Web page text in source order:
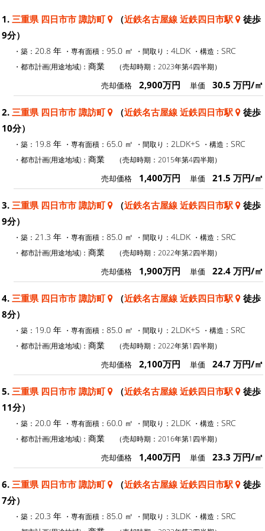
1. 三重県 四日市市 諏訪町 （近鉄名古屋線 近鉄四日市駅
徒歩
9分）
・築： 20.8 年 ・専有面積： 95.0 ㎡ ・間取り： 4LDK ・構造： SRC
・都市計画(用途地域)： 商業 （売却時期：2023年第4四半期）
売却価格 2,900万円 単価 30.5 万円/㎡
2. 三重県 四日市市 諏訪町 （近鉄名古屋線 近鉄四日市駅
徒歩
10分）
・築： 19.8 年 ・専有面積： 65.0 ㎡ ・間取り： 2LDK+S ・構造： SRC
・都市計画(用途地域)： 商業 （売却時期：2015年第4四半期）
売却価格 1,400万円 単価 21.5 万円/㎡
3. 三重県 四日市市 諏訪町 （近鉄名古屋線 近鉄四日市駅
徒歩
9分）
・築： 21.3 年 ・専有面積： 85.0 ㎡ ・間取り： 4LDK ・構造： SRC
・都市計画(用途地域)： 商業 （売却時期：2022年第2四半期）
売却価格 1,900万円 単価 22.4 万円/㎡
4. 三重県 四日市市 諏訪町 （近鉄名古屋線 近鉄四日市駅
徒歩
8分）
・築： 19.0 年 ・専有面積： 85.0 ㎡ ・間取り： 2LDK+S ・構造： SRC
・都市計画(用途地域)： 商業 （売却時期：2022年第1四半期）
売却価格 2,100万円 単価 24.7 万円/㎡
5. 三重県 四日市市 諏訪町 （近鉄名古屋線 近鉄四日市駅
徒歩
11分）
・築： 20.0 年 ・専有面積： 60.0 ㎡ ・間取り： 2LDK ・構造： SRC
・都市計画(用途地域)： 商業 （売却時期：2016年第1四半期）
売却価格 1,400万円 単価 23.3 万円/㎡
6. 三重県 四日市市 諏訪町 （近鉄名古屋線 近鉄四日市駅
徒歩
7分）
・築： 20.3 年 ・専有面積： 85.0 ㎡ ・間取り： 3LDK ・構造： SRC